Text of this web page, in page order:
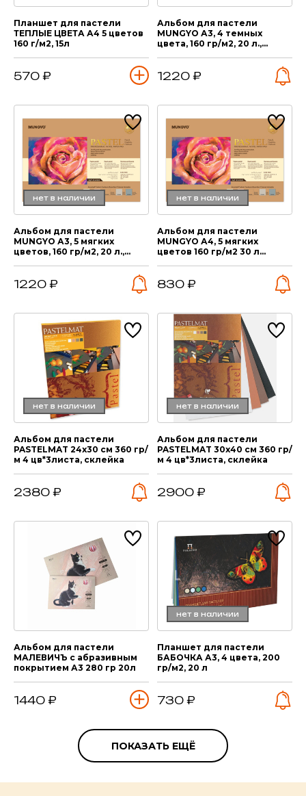
Планшет для пастели
ТЕПЛЫЕ ЦВЕТА А4 5 цветов
160 г/м2, 15л
570 ₽
Альбом для пастели
MUNGYO А3, 4 темных
цвета, 160 гр/м2, 20 л.,
1220 ₽
нет в наличии
Альбом для пастели
MUNGYO А3, 5 мягких
цветов, 160 гр/м2, 20 л.,
1220 ₽
нет в наличии
Альбом для пастели
MUNGYO А4, 5 мягких
цветов 160 гр/м2 30 л
830 ₽
нет в наличии
Альбом для пастели
PASTELMAT 24х30 см 360 гр/
м 4 цв*3листа, склейка
2380 ₽
нет в наличии
Альбом для пастели
PASTELMAT 30х40 см 360 гр/
м 4 цв*3листа, склейка
2900 ₽
Альбом для пастели
МАЛЕВИЧЪ с абразивным
покрытием А3 280 гр 20л
1440 ₽
нет в наличии
Планшет для пастели
БАБОЧКА А3, 4 цвета, 200
гр/м2, 20 л
730 ₽
ПОКАЗАТЬ ЕЩЁ